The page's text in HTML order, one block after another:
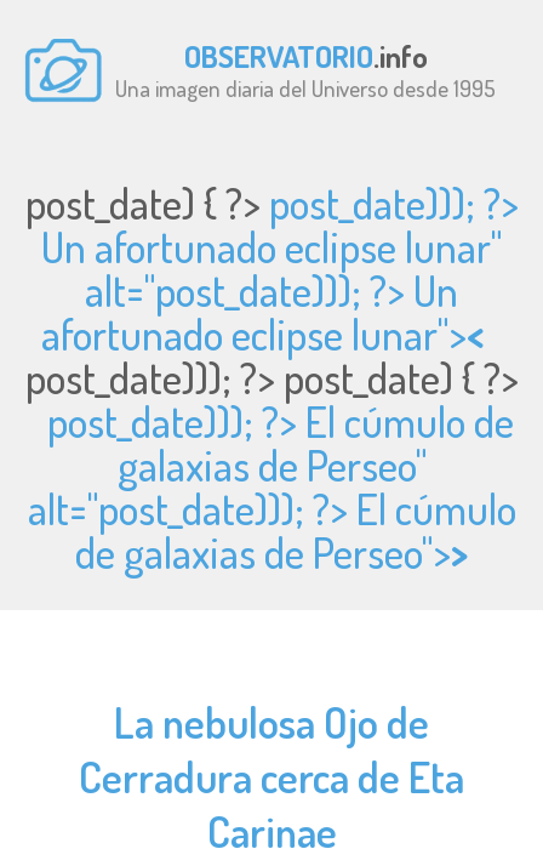
OBSERVATORIO.info
Una imagen diaria del Universo desde 1995
post_date) { ?> post_date))); ?>
Un afortunado eclipse lunar"
alt="post_date))); ?> Un
afortunado eclipse lunar"><
post_date))); ?> post_date) { ?>
post_date))); ?> El cúmulo de
galaxias de Perseo"
alt="post_date))); ?> El cúmulo
de galaxias de Perseo">>
La nebulosa Ojo de
Cerradura cerca de Eta
Carinae